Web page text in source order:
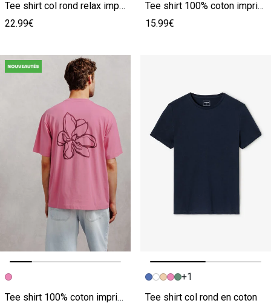
Tee shirt col rond relax imprimé dos timbre
22.99€
Tee shirt 100% coton imprimé bouquet de fleurs
15.99€
Image précédente
Image suivante
Tee shirt 100% coton imprimé fleurs au dos
Image précédente
Image suivante
+1
Tee shirt col rond en coton